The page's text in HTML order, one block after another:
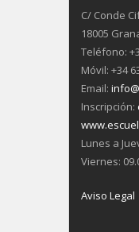
C/ Conde
18005
Teléfono:
Móvil: +34
Email:
Inscripción:
Lunes a
Viernes:
Aviso Legal